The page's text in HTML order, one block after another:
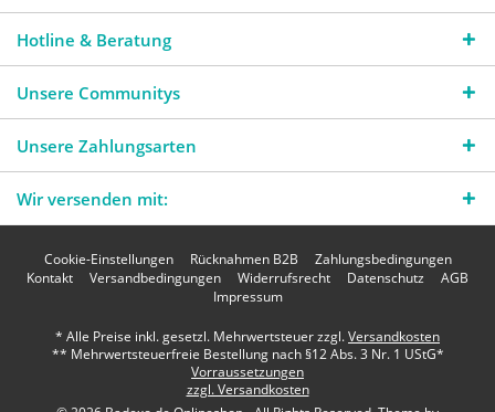
Hotline & Beratung
Unsere Communitys
Unsere Zahlungsarten
Wir versenden mit:
Cookie-Einstellungen Rücknahmen B2B
Zahlungsbedingungen
Kontakt
Versandbedingungen Widerrufsrecht Datenschutz
AGB
Impressum
* Alle Preise inkl. gesetzl. Mehrwertsteuer zzgl.Versandkosten
** Mehrwertsteuerfreie Bestellung nach §12 Abs. 3 Nr. 1 UStG*
Vorraussetzungen
zzgl. Versandkosten